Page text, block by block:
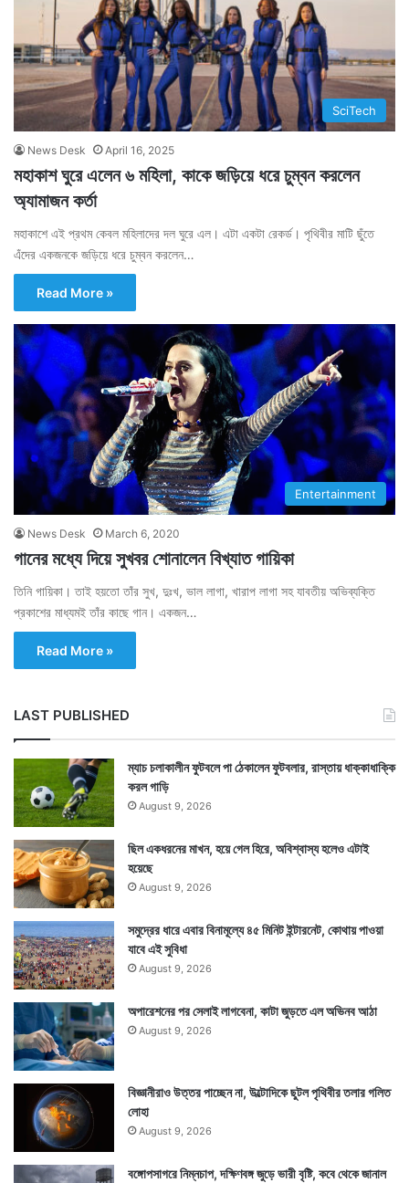
SciTech
News Desk April 16, 2025
মহাকাশ ঘুরে এলেন ৬ মহিলা, কাকে জড়িয়ে ধরে চুম্বন করলেন
অ্যামাজন কর্তা
মহাকাশে এই প্রথম কেবল মহিলাদের দল ঘুরে এল। এটা একটা রেকর্ড। পৃথিবীর মাটি ছুঁতে
এঁদের একজনকে জড়িয়ে ধরে চুম্বন করলেন…
Read More »
Entertainment
News Desk March 6, 2020
গানের মধ্যে দিয়ে সুখবর শোনালেন বিখ্যাত গায়িকা
তিনি গায়িকা। তাই হয়তো তাঁর সুখ, দুঃখ, ভাল লাগা, খারাপ লাগা সহ যাবতীয় অভিব্যক্তি
প্রকাশের মাধ্যমই তাঁর কাছে গান। একজন…
Read More »
LAST PUBLISHED
ম্যাচ চলাকালীন ফুটবলে পা ঠেকালেন ফুটবলার, রাস্তায় ধাক্কাধাক্কি
করল গাড়ি
August 9, 2026
ছিল একধরনের মাখন, হয়ে গেল হিরে, অবিশ্বাস্য হলেও এটাই
হয়েছে
August 9, 2026
সমুদ্রের ধারে এবার বিনামূল্যে ৪৫ মিনিট ইন্টারনেট, কোথায় পাওয়া
যাবে এই সুবিধা
August 9, 2026
অপারেশনের পর সেলাই লাগবেনা, কাটা জুড়তে এল অভিনব আঠা
August 9, 2026
বিজ্ঞানীরাও উত্তর পাচ্ছেন না, উল্টোদিকে ছুটল পৃথিবীর তলার গলিত
লোহা
August 9, 2026
বঙ্গোপসাগরে নিম্নচাপ, দক্ষিণবঙ্গ জুড়ে ভারী বৃষ্টি, কবে থেকে জানাল